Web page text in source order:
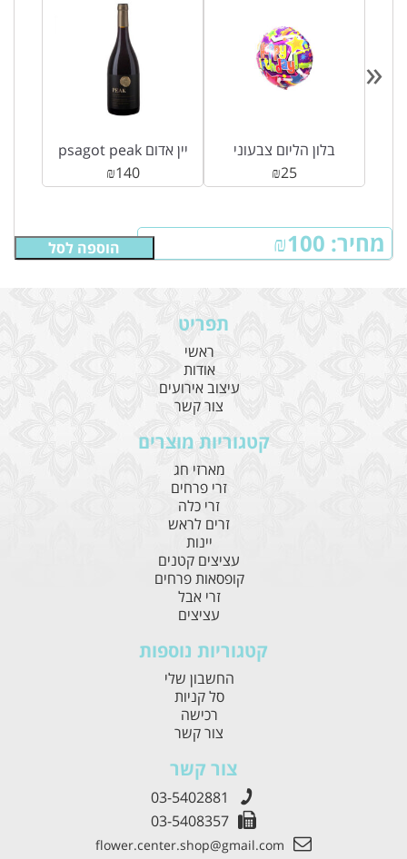
מחיר: ₪100 הוספה לסל
psagot peak יין אדום
₪140
בלון הליום צבעוני
₪25
«
תפריט
ראשי
אודות
עיצוב אירועים
צור קשר
קטגוריות מוצרים
מארזי חג
זרי פרחים
זרי כלה
זרים לראש
יינות
עציצים קטנים
קופסאות פרחים
זרי אבל
עציצים
קטגוריות נוספות
החשבון שלי
סל קניות
רכישה
צור קשר
צור קשר
03-5402881
03-5408357
flower.center.shop@gmail.com